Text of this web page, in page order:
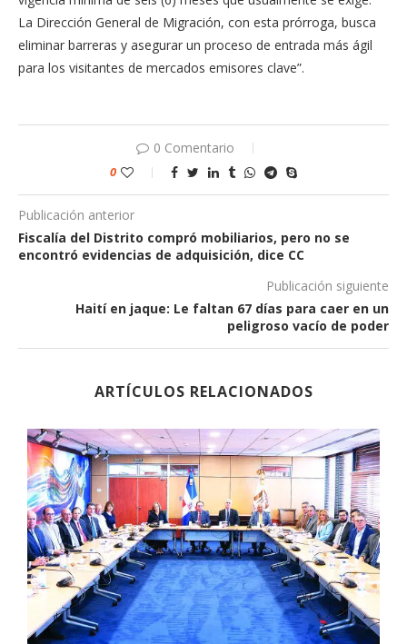
La Dirección General de Migración, con esta prórroga, busca
eliminar barreras y asegurar un proceso de entrada más ágil
para los visitantes de mercados emisores clave”.
0 Comentario
0
Publicación anterior
Fiscalía del Distrito compró mobiliarios, pero no se
encontró evidencias de adquisición, dice CC
Publicación siguiente
Haití en jaque: Le faltan 67 días para caer en un
peligroso vacío de poder
ARTÍCULOS RELACIONADOS